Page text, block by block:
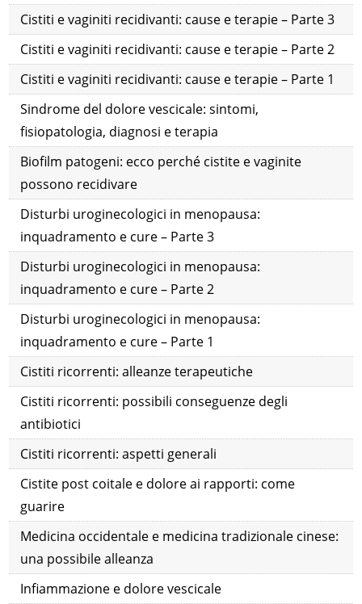
Cistiti e vaginiti recidivanti: cause e terapie – Parte 3
Cistiti e vaginiti recidivanti: cause e terapie – Parte 2
Cistiti e vaginiti recidivanti: cause e terapie – Parte 1
Sindrome del dolore vescicale: sintomi,
fisiopatologia, diagnosi e terapia
Biofilm patogeni: ecco perché cistite e vaginite
possono recidivare
Disturbi uroginecologici in menopausa:
inquadramento e cure – Parte 3
Disturbi uroginecologici in menopausa:
inquadramento e cure – Parte 2
Disturbi uroginecologici in menopausa:
inquadramento e cure – Parte 1
Cistiti ricorrenti: alleanze terapeutiche
Cistiti ricorrenti: possibili conseguenze degli
antibiotici
Cistiti ricorrenti: aspetti generali
Cistite post coitale e dolore ai rapporti: come
guarire
Medicina occidentale e medicina tradizionale cinese:
una possibile alleanza
Infiammazione e dolore vescicale